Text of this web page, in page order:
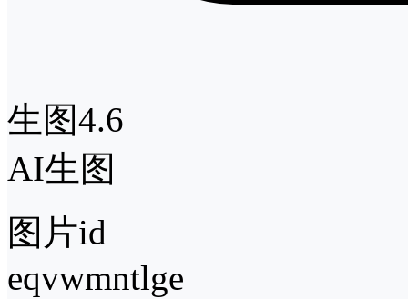
生图4.6
AI生图
图片id
eqvwmntlge